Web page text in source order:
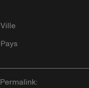
Ville
Pays
Permalink: